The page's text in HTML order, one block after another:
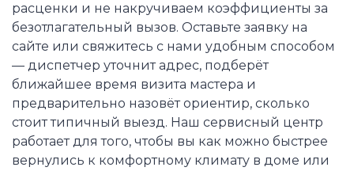
расценки и не накручиваем коэффициенты за
безотлагательный вызов. Оставьте заявку на
сайте или свяжитесь с нами удобным способом
— диспетчер уточнит адрес, подберёт
ближайшее время визита мастера и
предварительно назовёт ориентир, сколько
стоит типичный выезд. Наш сервисный центр
работает для того, чтобы вы как можно быстрее
вернулись к комфортному климату в доме или